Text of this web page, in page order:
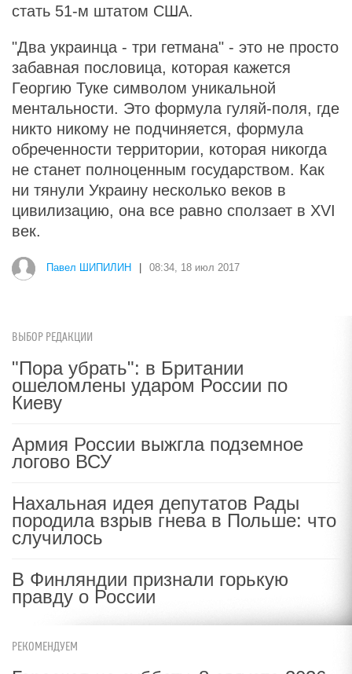
стать 51-м штатом США.
"Два украинца - три гетмана" - это не просто
забавная пословица, которая кажется
Георгию Туке символом уникальной
ментальности. Это формула гуляй-поля, где
никто никому не подчиняется, формула
обреченности территории, которая никогда
не станет полноценным государством. Как
ни тянули Украину несколько веков в
цивилизацию, она все равно сползает в XVI
век.
Павел ШИПИЛИН 08:34, 18 июл 2017
ВЫБОР РЕДАКЦИИ
"Пора убрать": в Британии
ошеломлены ударом России по
Киеву
Армия России выжгла подземное
логово ВСУ
Нахальная идея депутатов Рады
породила взрыв гнева в Польше: что
случилось
В Финляндии признали горькую
правду о России
РЕКОМЕНДУЕМ